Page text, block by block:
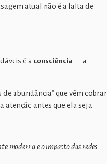
atual não é a falta de
é a consciência— a
abundância” que vêm cobrar
atenção antes que ela seja
moderna e o impacto das redes